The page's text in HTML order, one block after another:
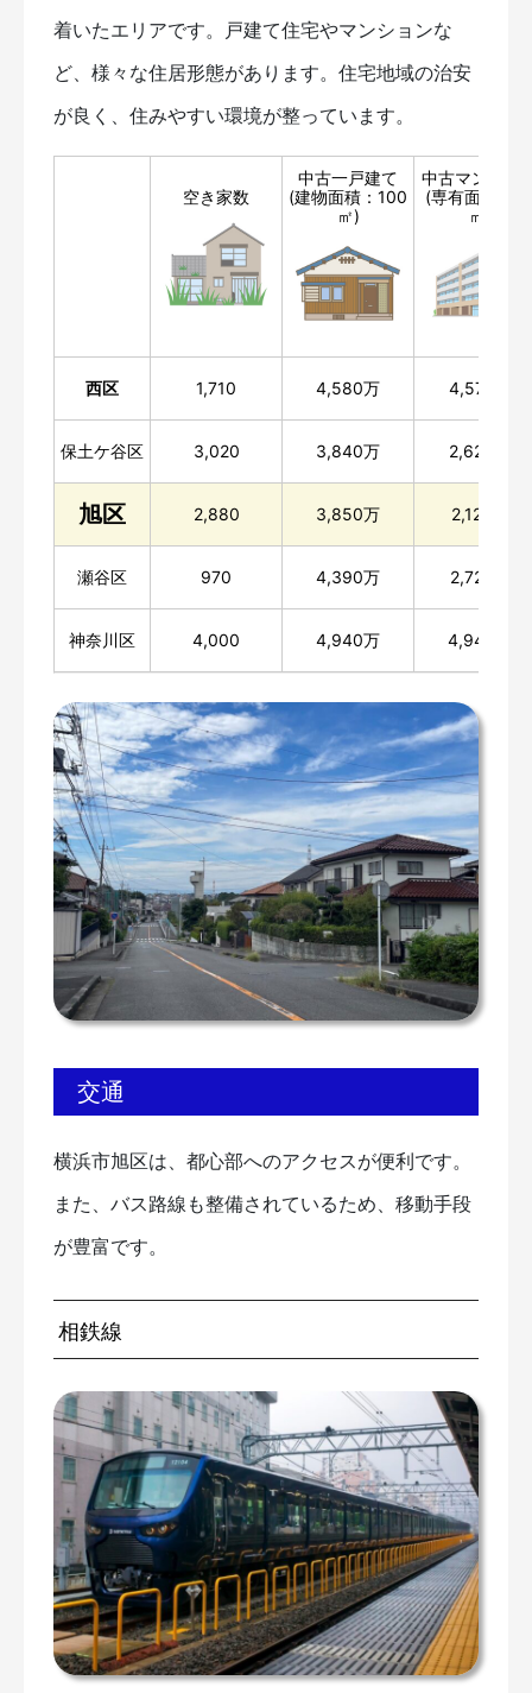
着いたエリアです。戸建て住宅やマンションな
ど、様々な住居形態があります。住宅地域の治安
が良く、住みやすい環境が整っています。
空き家数
中古一戸建て
(建物面積：100
㎡)
中古マンショ
(専有面積：
㎡)
西区 1,710 4,580万 4,570万
保土ケ谷区 3,020 3,840万 2,620万
旭区 2,880 3,850万 2,120万
瀬谷区 970 4,390万 2,720万
神奈川区 4,000 4,940万 4,940万
交通
横浜市旭区は、都心部へのアクセスが便利です。
また、バス路線も整備されているため、移動手段
が豊富です。
相鉄線